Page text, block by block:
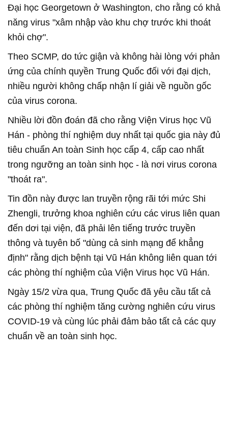
Đại học Georgetown ở Washington, cho rằng có khả
năng virus "xâm nhập vào khu chợ trước khi thoát
khỏi chợ".
Theo SCMP, do tức giận và không hài lòng với phản
ứng của chính quyền Trung Quốc đối với đại dịch,
nhiều người không chấp nhận lí giải về nguồn gốc
của virus corona.
Nhiều lời đồn đoán đã cho rằng Viện Virus học Vũ
Hán - phòng thí nghiệm duy nhất tại quốc gia này đủ
tiêu chuẩn An toàn Sinh học cấp 4, cấp cao nhất
trong ngưỡng an toàn sinh học - là nơi virus corona
"thoát ra".
Tin đồn này được lan truyền rộng rãi tới mức Shi
Zhengli, trưởng khoa nghiên cứu các virus liên quan
đến dơi tại viện, đã phải lên tiếng trước truyền
thông và tuyên bố "dùng cả sinh mạng để khẳng
định" rằng dịch bệnh tại Vũ Hán không liên quan tới
các phòng thí nghiệm của Viện Virus học Vũ Hán.
Ngày 15/2 vừa qua, Trung Quốc đã yêu cầu tất cả
các phòng thí nghiệm tăng cường nghiên cứu virus
COVID-19 và cùng lúc phải đảm bảo tất cả các quy
chuẩn về an toàn sinh học.